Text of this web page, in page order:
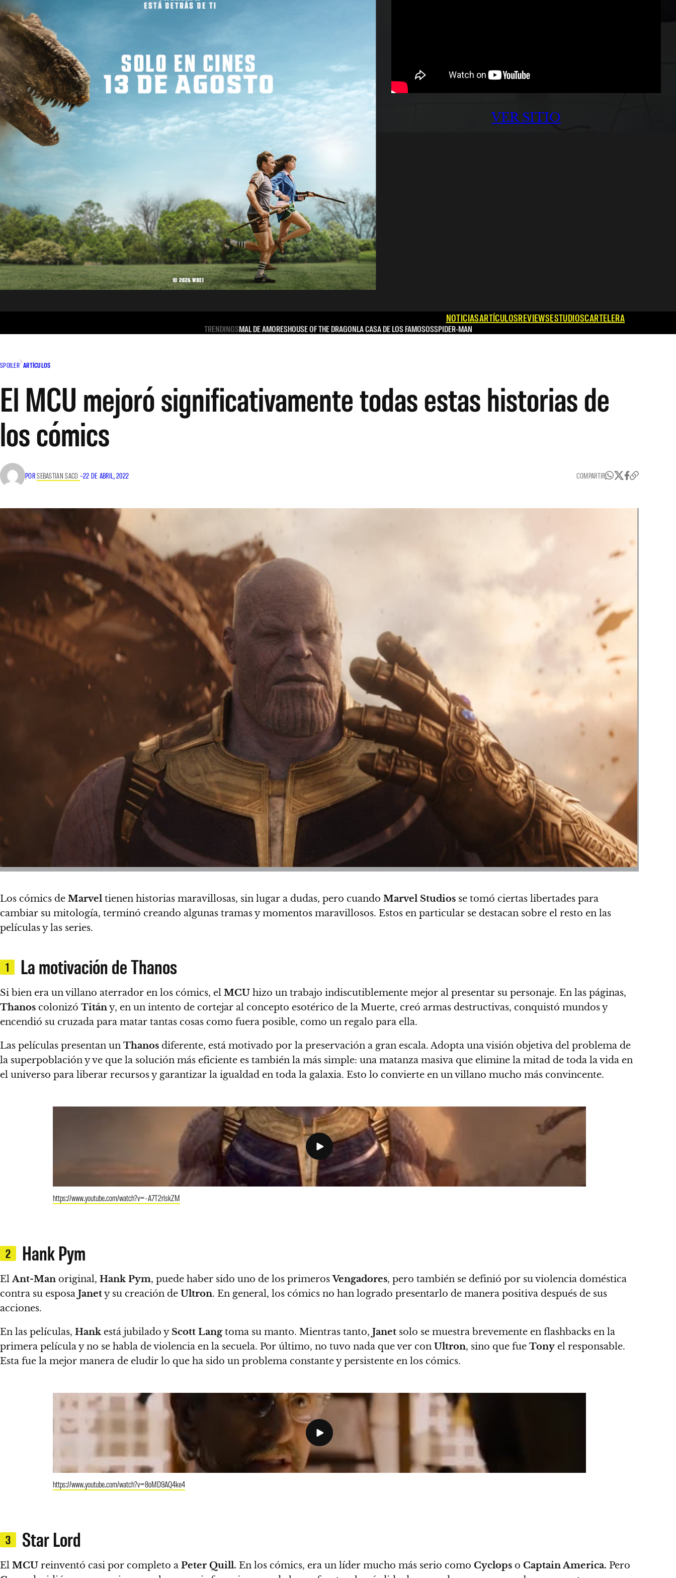
VER SITIO
NOTICIASARTÍCULOSREVIEWSESTUDIOSCARTELERA
TRENDINGSMAL DE AMORESHOUSE OF THE DRAGONLA CASA DE LOS FAMOSOSSPIDER-MAN
SPOILER ARTÍCULOS
El MCU mejoró significativamente todas estas historias de
los cómics
PORSEBASTIAN SACO –22 DE ABRIL, 2022 COMPARTIR
Los cómics de Marvel tienen historias maravillosas, sin lugar a dudas, pero cuando Marvel Studios se tomó ciertas libertades para
cambiar su mitología, terminó creando algunas tramas y momentos maravillosos. Estos en particular se destacan sobre el resto en las
películas y las series.
1 La motivación de Thanos
Si bien era un villano aterrador en los cómics, el MCU hizo un trabajo indiscutiblemente mejor al presentar su personaje. En las páginas,
Thanos colonizó Titány, en un intento de cortejar al concepto esotérico de la Muerte, creó armas destructivas, conquistó mundos y
encendió su cruzada para matar tantas cosas como fuera posible, como un regalo para ella.
Las películas presentan un Thanos diferente, está motivado por la preservación a gran escala. Adopta una visión objetiva del problema de
la superpoblación y ve que la solución más eficiente es también la más simple: una matanza masiva que elimine la mitad de toda la vida en
el universo para liberar recursos y garantizar la igualdad en toda la galaxia. Esto lo convierte en un villano mucho más convincente.
https://www.youtube.com/watch?v=-A7T2rlskZM
2 Hank Pym
ElAnt-Man original, Hank Pym, puede haber sido uno de los primerosVengadores, pero también se definió por su violencia doméstica
contra su esposa Janety su creación de Ultron. En general, los cómics no han logrado presentarlo de manera positiva después de sus
acciones.
En las películas, Hank está jubilado y Scott Langtoma su manto. Mientras tanto, Janet solo se muestra brevemente en flashbacks en la
primera película y no se habla de violencia en la secuela. Por último, no tuvo nada que ver con Ultron, sino que fue Tony el responsable.
Esta fue la mejor manera de eludir lo que ha sido un problema constante y persistente en los cómics.
https://www.youtube.com/watch?v=8oMD9AQ4ke4
3 Star Lord
El MCU reinventó casi por completo a Peter Quill. En los cómics, era un líder mucho más serio como Cyclops o Captain America. Pero